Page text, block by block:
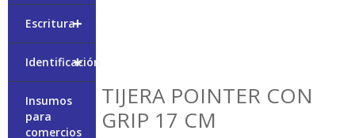
TIJERA POINTER CON
GRIP 17 CM
+
Escritura
+
Identificación
Insumos
para
comercios